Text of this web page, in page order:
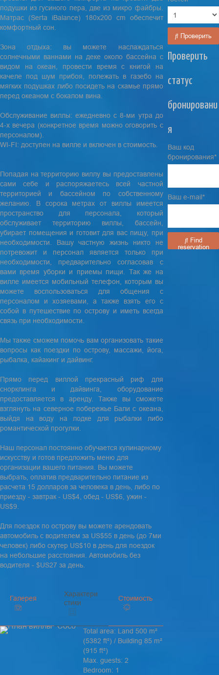
подушки из гусиного пера, две из микро файбры.
Матрас (Serta iBalance) 180x200 cm обеспечит
комфортный сон.
Зона отдыха: вы можете наслаждаться
солнечными ваннами на деке около бассейна с
видом на океан, провести время с книгой на
качеле под шум прибоя, полежать в газебо на
мягких подушках либо посидеть на скамье прямо
перед океаном с бокалом вина.
Обслуживание виллы: ежедневно с 8-ми утра до
4-х вечера (конкретное время можно оговорить с
персоналом).
WI-FI: доступен на вилле и включен в стоимость.
Попадая на территорию виллу вы предоставлены
сами себе и распоряжаетесь всей частной
территорией и бассейном по собственному
желанию. В сорока метрах от виллы имеется
пространство для персонала, который
обслуживает территорию виллы, бассейн,
убирает помещения и готовит для вас пищу, при
необходимости. Вашу частную жизнь никто не
потревожит и персонал является только при
необходимости, предварительно согласовав с
вами время уборки и приемы пищи. Так же на
вилле имеется мобильный телефон, которым вы
можете воспользоваться для общения с
персоналом и хозяевами, а также взять его с
собой в путешествие по острову и иметь всегда
связь при необходимости.
Мы также сможем помочь вам организовать такие
вопросы как поездки по острову, массажи, йога,
рыбалка, кайакинг и дайвинг.
Прямо перед виллой прекрасный риф для
снорклинга и дайвинга, оборудование
предоставляется в аренду. Также вы сможете
взглянуть на северное побережье Бали с океана,
выйдя на воду на лодке для рыбалки либо
романтической прогулки.
Наш персонал постоянно обучается кулинарному
искусству и готов предложить меню для
организации вашего питания. Вы можете
выбрать, оплатив предварительно питание из
расчета 15 долларов за человека в день, либо по
приезду - завтрак - US$4, обед - US$6, ужин -
US$9.
Для поездок по острову вы можете арендовать
автомобиль с водителем за US$55 в день (до 7ми
человек) либо скутер US$10 в день для поездок
на небольшие расстояния. Автомобиль без
водителя - $US27 за день.
Галерея
Характери
стики
Стоимость
Total area: Land 500 m²
(5382 ft²) / Building 85 m²
(915 ft²)
Max. guests: 2
Bedroom: 1
Проверить
Проверить
статус
бронировани
я
Ваш код
бронирования*
Ваш e-mail*
Find
reservation